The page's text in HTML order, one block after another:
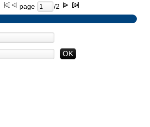
page /2